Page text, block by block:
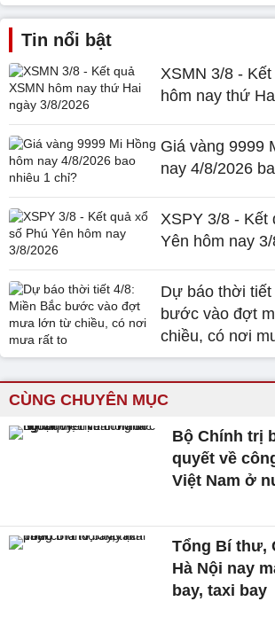
Tin nổi bật
XSMN 3/8 -
hôm nay thứ
Giá vàng 9999
nay 4/8/2026
XSPY 3/8 - Kết
Yên hôm nay
Dự báo thời
bước vào đợt
chiều, có nơi
CÙNG CHUYÊN MỤC
Bộ Chính trị
quyết về
Việt Nam ở
Tổng Bí thư,
Hà Nội nay
bay, taxi bay